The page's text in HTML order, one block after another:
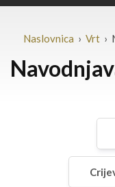
Naslovnica › Vrt›